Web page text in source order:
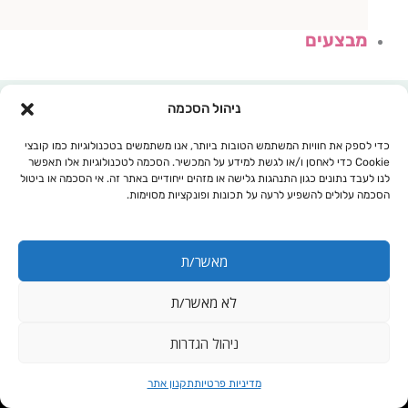
ניהול הסכמה
כדי לספק את חוויות המשתמש הטובות ביותר, אנו משתמשים בטכנולוגיות כמו קובצי
Cookie כדי לאחסן ו/או לגשת למידע על המכשיר. הסכמה לטכנולוגיות אלו תאפשר
לנו לעבד נתונים כגון התנהגות גלישה או מזהים ייחודיים באתר זה. אי הסכמה או ביטול
הסכמה עלולים להשפיע לרעה על תכונות ופונקציות מסוימות.
מאשר/ת
לא מאשר/ת
ניהול הגדרות
מדיניות פרטיותתקנון אתר
מבצעים
עגלת קניות